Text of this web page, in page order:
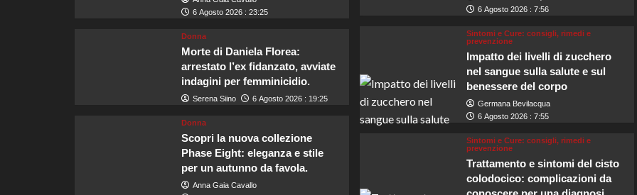
6 Agosto 2026 : 23:25
Donna
Morte di Daniela Florea:
arrestato l’ex fidanzato, avviate
indagini per femminicidio.
Serena Siino 6 Agosto 2026 : 19:25
Donna
Scopri la nuova collezione
Phase Eight: eleganza e stile
per un autunno da favola.
Anna Gaia Cavallo
6 Agosto 2026 : 7:56
Sintomi e Cure: consigli, rimedi e
prevenzione
Impatto dei livelli di zucchero
nel sangue sulla salute e sul
benessere del corpo
Germana Bevilacqua
6 Agosto 2026 : 7:55
Sintomi e Cure: consigli, rimedi e
prevenzione
Trattamento e sintomi del cisto
colodocico: complicazioni da